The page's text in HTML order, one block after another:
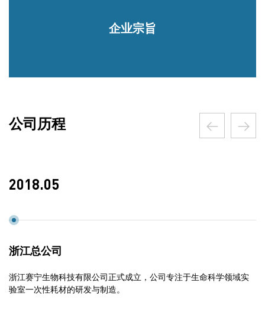
企业宗旨
公司历程
2018.05
浙江总公司
浙江赛宁生物科技有限公司正式成立，公司专注于生命科学领域实
验室一次性耗材的研发与制造。